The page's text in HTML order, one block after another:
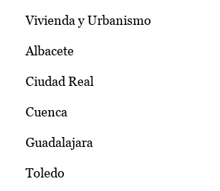
Vivienda y Urbanismo
Albacete
Ciudad Real
Cuenca
Guadalajara
Toledo